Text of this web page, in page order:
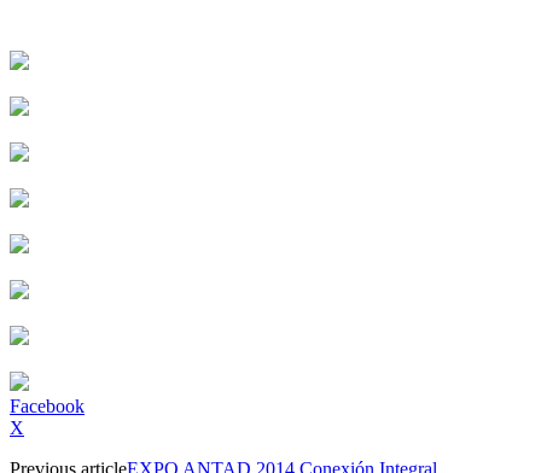
Facebook
X
Previous articleEXPO ANTAD 2014 Conexión Integral